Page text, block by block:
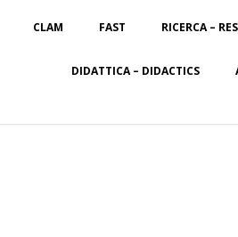
CLAM FAST RICERCA –
DIDATTICA – DIDACTICS